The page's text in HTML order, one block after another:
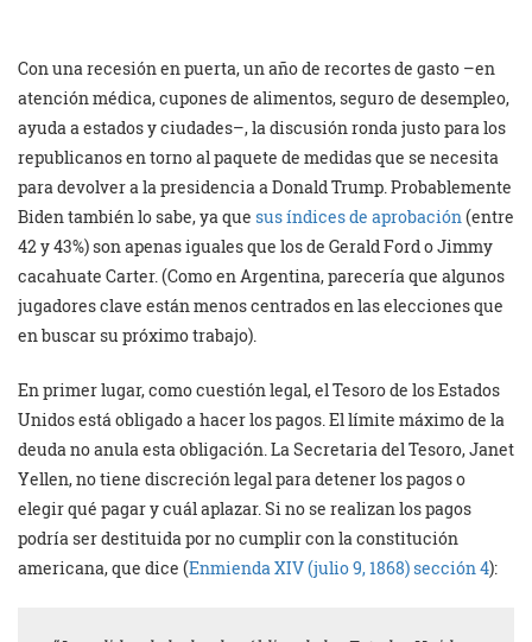
Con una recesión en puerta, un año de recortes de gasto –en
atención médica, cupones de alimentos, seguro de desempleo,
ayuda a estados y ciudades–, la discusión ronda justo para los
republicanos en torno al paquete de medidas que se necesita
para devolver a la presidencia a Donald Trump. Probablemente
Biden también lo sabe, ya que sus índices de aprobación (entre
42 y 43%) son apenas iguales que los de Gerald Ford o Jimmy
cacahuate Carter. (Como en Argentina, parecería que algunos
jugadores clave están menos centrados en las elecciones que
en buscar su próximo trabajo).
En primer lugar, como cuestión legal, el Tesoro de los Estados
Unidos está obligado a hacer los pagos. El límite máximo de la
deuda no anula esta obligación. La Secretaria del Tesoro, Janet
Yellen, no tiene discreción legal para detener los pagos o
elegir qué pagar y cuál aplazar. Si no se realizan los pagos
podría ser destituida por no cumplir con la constitución
americana, que dice (Enmienda XIV (julio 9, 1868) sección 4):